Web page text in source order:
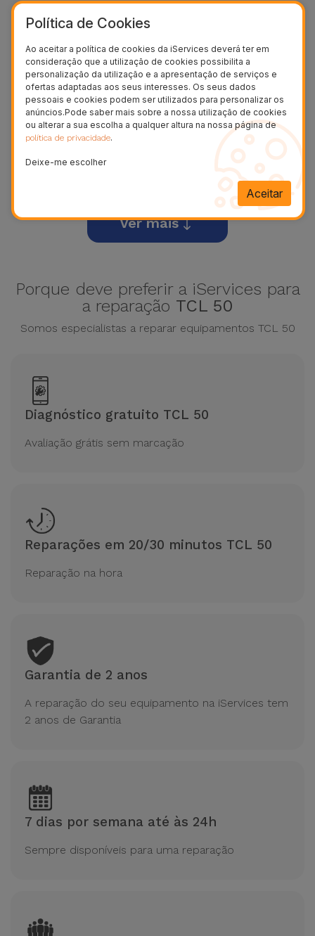
Ver mais
Porque deve preferir a iServices para
a reparação TCL 50
Somos especialistas a reparar equipamentos TCL 50
Diagnóstico gratuito TCL 50
Avaliação grátis sem marcação
Reparações em 20/30 minutos TCL 50
Reparação na hora
Garantia de 2 anos
A reparação do seu equipamento na iServices tem
2 anos de Garantia
7 dias por semana até às 24h
Sempre disponíveis para uma reparação
Política de Cookies
Ao aceitar a política de cookies da iServices deverá ter em
consideração que a utilização de cookies possibilita a
personalização da utilização e a apresentação de serviços e
ofertas adaptadas aos seus interesses. Os seus dados
pessoais e cookies podem ser utilizados para personalizar os
anúncios.Pode saber mais sobre a nossa utilização de cookies
ou alterar a sua escolha a qualquer altura na nossa página de
política de privacidade.
Deixe-me escolher
Aceitar